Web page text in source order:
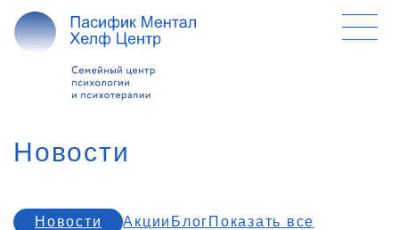
Новости
Новости Акции Блог Показать все